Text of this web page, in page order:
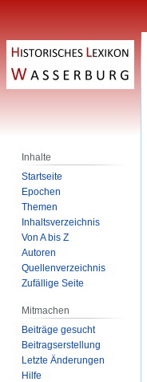
Inhalte
Startseite
Epochen
Themen
Inhaltsverzeichnis
Von A bis Z
Autoren
Quellenverzeichnis
Zufällige Seite
Mitmachen
Beiträge gesucht
Beitragserstellung
Letzte Änderungen
Hilfe